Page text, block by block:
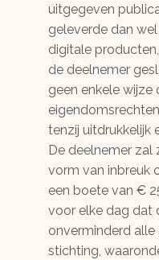
uitgegeven
geleverde dan
digitale
de deelnemer
geen enkele
tenzij uitdrukkelijk
De deelnemer zal
vorm van inbreuk
een boete van €
voor elke dag dat
onverminderd
stichting,